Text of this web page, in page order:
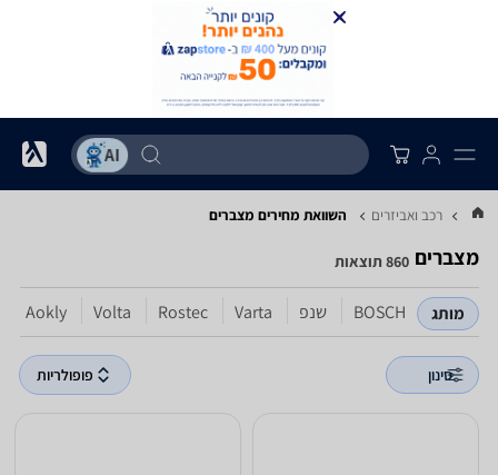
רכב ואביזרים השוואת מחירים מצברים
מצברים 860 תוצאות
מותג BOSCH שנפ Varta
Rostec
Volta
Aokly
סינון פופולריות